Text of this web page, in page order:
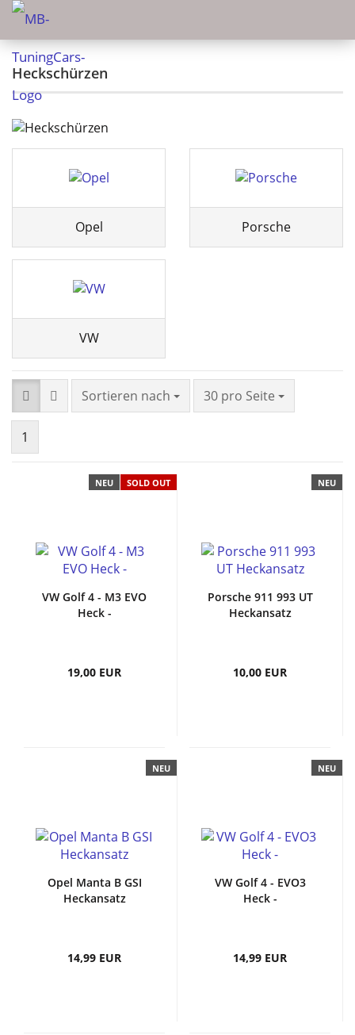
Heckschürzen
Opel Porsche
VW
Sortieren nach 30 pro Seite
1
NEU SOLD OUT
VW Golf 4 - M3 EVO
Heck -
19,00 EUR
NEU
Porsche 911 993 UT
Heckansatz
10,00 EUR
NEU
Opel Manta B GSI
Heckansatz
14,99 EUR
NEU
VW Golf 4 - EVO3
Heck -
14,99 EUR